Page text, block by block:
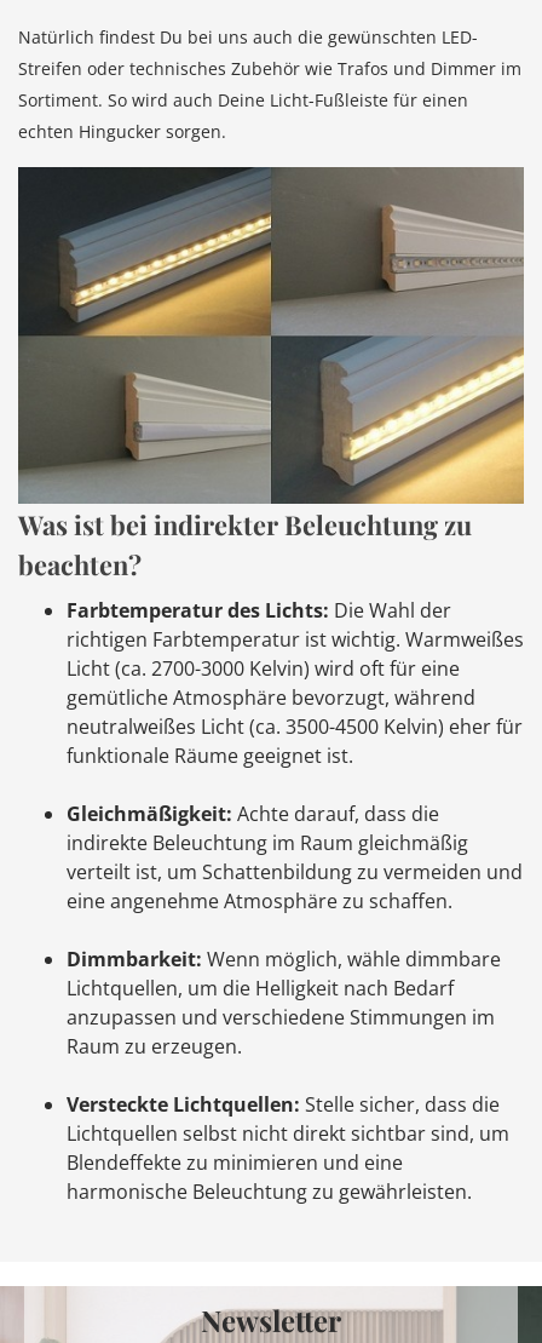
Natürlich findest Du bei uns auch die gewünschten LED-
Streifen oder technisches Zubehör wie Trafos und Dimmer im
Sortiment. So wird auch Deine Licht-Fußleiste für einen
echten Hingucker sorgen.
Was ist bei indirekter Beleuchtung zu
beachten?
Farbtemperatur des Lichts: Die Wahl der
richtigen Farbtemperatur ist wichtig. Warmweißes
Licht (ca. 2700-3000 Kelvin) wird oft für eine
gemütliche Atmosphäre bevorzugt, während
neutralweißes Licht (ca. 3500-4500 Kelvin) eher für
funktionale Räume geeignet ist.
Gleichmäßigkeit: Achte darauf, dass die
indirekte Beleuchtung im Raum gleichmäßig
verteilt ist, um Schattenbildung zu vermeiden und
eine angenehme Atmosphäre zu schaffen.
Dimmbarkeit: Wenn möglich, wähle dimmbare
Lichtquellen, um die Helligkeit nach Bedarf
anzupassen und verschiedene Stimmungen im
Raum zu erzeugen.
Versteckte Lichtquellen: Stelle sicher, dass die
Lichtquellen selbst nicht direkt sichtbar sind, um
Blendeffekte zu minimieren und eine
harmonische Beleuchtung zu gewährleisten.
Newsletter